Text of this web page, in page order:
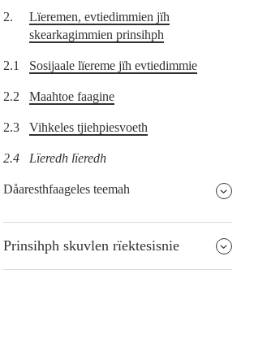
2.
Lïeremen, evtiedimmien jïh
skearkagimmien prinsihph
2.1 Sosijaale lïereme jïh evtiedimmie
2.2 Maahtoe faagine
2.3 Vihkeles tjiehpiesvoeth
2.4 Lïeredh lïeredh
Dåaresthfaageles teemah
Prinsihph skuvlen rïektesisnie